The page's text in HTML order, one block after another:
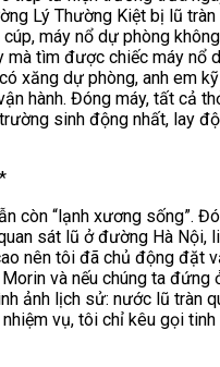
Lý Thường Kiệt bị lũ
máy nổ dự phòng
mà tìm được chiếc máy nổ
xăng dự phòng, anh em
hành. Đóng máy, tất cả
sinh động nhất, lay
*
còn “lạnh xương sống”.
sát lũ ở đường Hà Nội,
nên tôi đã chủ động đặt
và nếu chúng ta đứng
ảnh lịch sử: nước lũ tràn
vụ, tôi chỉ kêu gọi